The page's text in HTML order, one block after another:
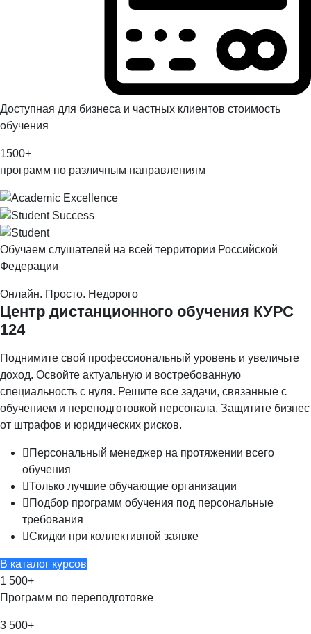
Доступная для бизнеса и частных клиентов стоимость
обучения
1500+
программ по различным направлениям
Обучаем слушателей на всей территории Российской
Федерации
Онлайн. Просто. Недорого
Центр дистанционного обучения КУРС
124
Поднимите свой профессиональный уровень и увеличьте
доход. Освойте актуальную и востребованную
специальность с нуля. Решите все задачи, связанные с
обучением и переподготовкой персонала. Защитите бизнес
от штрафов и юридических рисков.
Персональный менеджер на протяжении всего
обучения
Только лучшие обучающие организации
Подбор программ обучения под персональные
требования
Скидки при коллективной заявке
В каталог курсов
1 500+
Программ по переподготовке
3 500+